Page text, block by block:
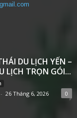
DU LỊCH YẾN –
LỊCH TRỌN GÓI...
- 26 Tháng 6, 2026 0